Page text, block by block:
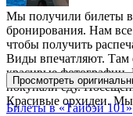
Мы получили билеты в
бронирования. Нам
чтобы получить
Виды впечатляют. Там
красивые
покупали еду.
Красивые орхидеи.
Просмотреть
Билеты в «Тайбэй 101»